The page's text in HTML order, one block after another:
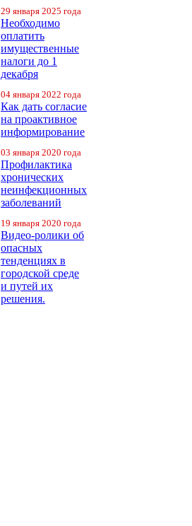
29 января 2025 года
Необходимо
оплатить
имущественные
налоги до 1
декабря
04 января 2022 года
Как дать согласие
на проактивное
информирование
03 января 2020 года
Профилактика
хронических
неинфекционных
заболеваний
19 января 2020 года
Видео-ролики об
опасных
тенденциях в
городской среде
и путей их
решения.